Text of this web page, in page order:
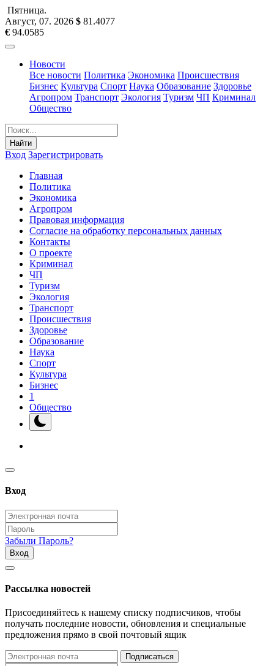
Пятница.
Август, 07. 2026 $ 81.4077
€ 94.0585
Новости
Все новости Политика Экономика Происшествия
Бизнес Культура Спорт Наука Образование Здоровье
Агропром Транспорт Экология Туризм ЧП Криминал
Общество
Найти
Вход Зарегистрировать
Главная
Политика
Экономика
Агропром
Правовая информация
Согласие на обработку персональных данных
Контакты
О проекте
Криминал
ЧП
Туризм
Экология
Транспорт
Происшествия
Здоровье
Образование
Наука
Спорт
Культура
Бизнес
1
Общество
Вход
Забыли Пароль?
Вход
Рассылка новостей
Присоединяйтесь к нашему списку подписчиков, чтобы
получать последние новости, обновления и специальные
предложения прямо в свой почтовый ящик
Подписаться